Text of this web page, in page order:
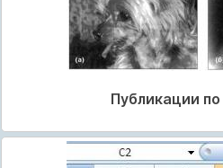
Публикации